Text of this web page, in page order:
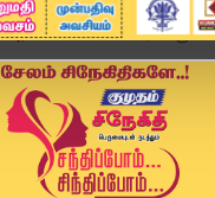
அரசியல் 'காங்கிரசுக்கு